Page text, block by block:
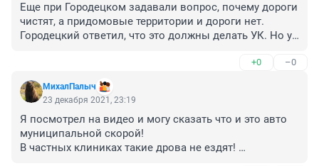
Еще при Городецком задавали вопрос, почему дороги
чистят, а придомовые территории и дороги нет.
Городецкий ответил, что это должны делать УК. Но у
и ездим по колено в снежной каше на придомовых
территориях.
+0 –0
МихалПалыч
23 декабря 2021, 23:19
Я посмотрел на видео и могу сказать что и это авто
муниципальной скорой!
В частных клиниках такие дрова не ездят!